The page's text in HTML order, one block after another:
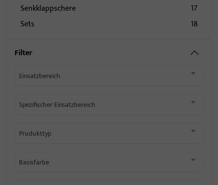
Senkklappschere
17
Sets
18
Filter
Einsatzbereich
Spezifischer Einsatzbereich
Produkttyp
Basisfarbe